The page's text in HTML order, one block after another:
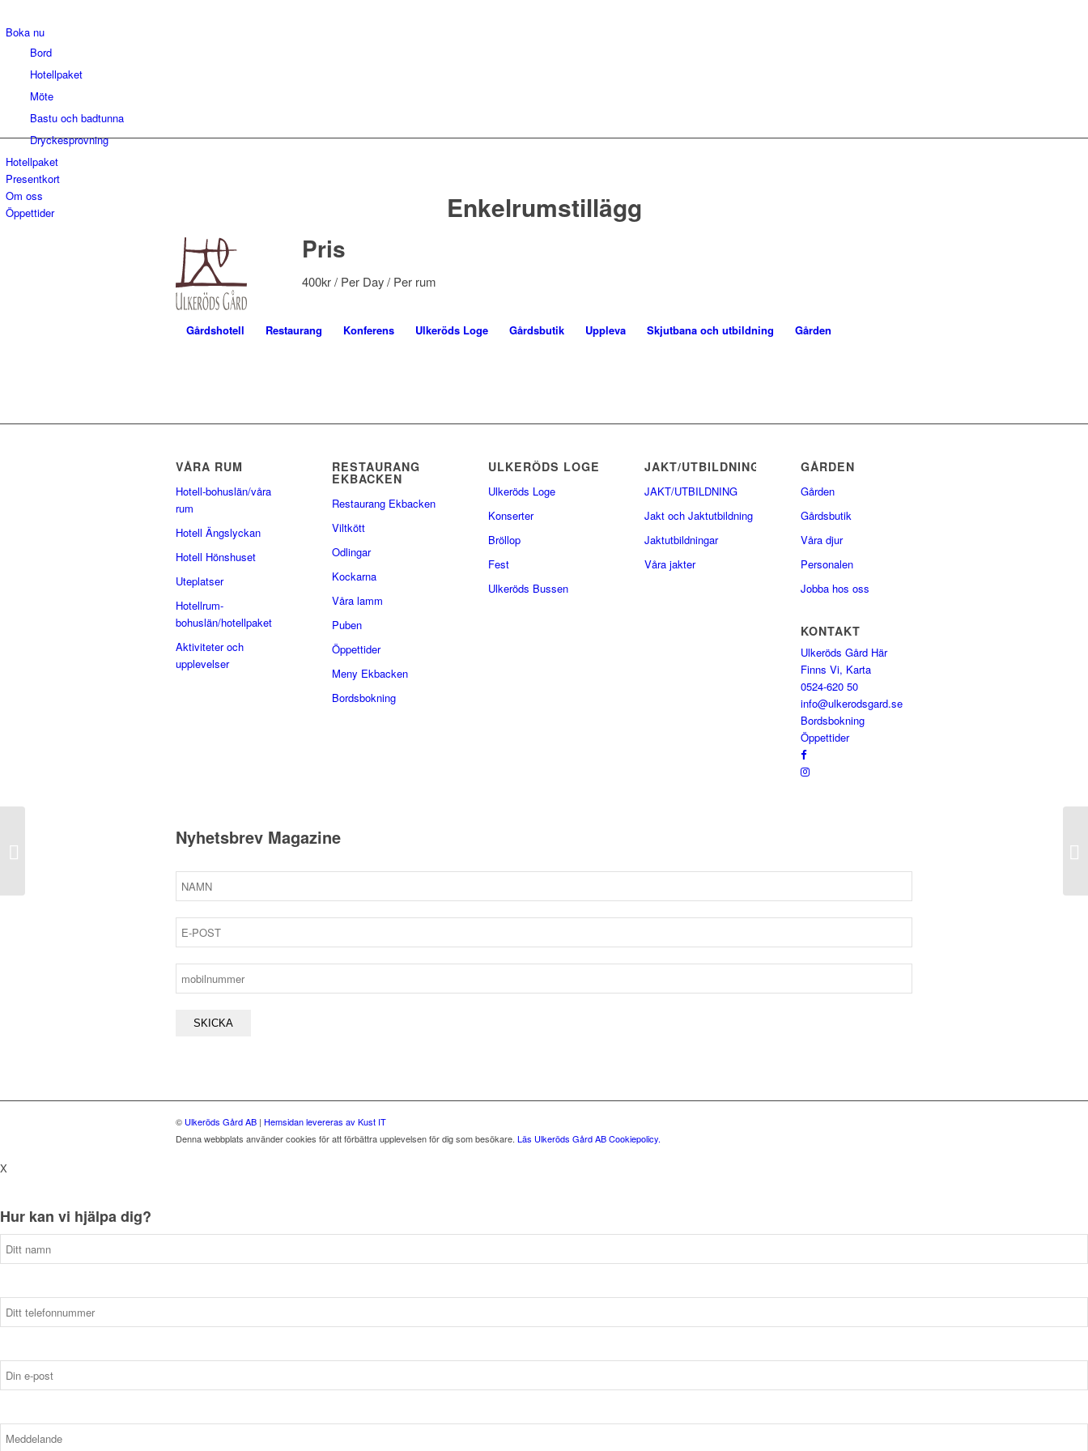
Boka nu
Bord
Hotellpaket
Möte
Bastu och badtunna
Dryckesprovning
Hotellpaket
Presentkort
Om oss
Öppettider
Gårdshotell Restaurang Konferens Ulkeröds Loge Gårdsbutik Uppleva Skjutbana och utbildning Gården
Enkelrumstillägg
Pris
400kr/ Per Day/ Per rum
VÅRA RUM
Hotell-bohuslän/våra
rum
Hotell Ängslyckan
Hotell Hönshuset
Uteplatser
Hotellrum-
bohuslän/hotellpaket
Aktiviteter och
upplevelser
RESTAURANG
EKBACKEN
Restaurang Ekbacken
Viltkött
Odlingar
Kockarna
Våra lamm
Puben
Öppettider
Meny Ekbacken
Bordsbokning
ULKERÖDS LOGE
Ulkeröds Loge
Konserter
Bröllop
Fest
Ulkeröds Bussen
JAKT/UTBILDNING
JAKT/UTBILDNING
Jakt och Jaktutbildning
Jaktutbildningar
Våra jakter
GÅRDEN
Gården
Gårdsbutik
Våra djur
Personalen
Jobba hos oss
KONTAKT
Ulkeröds Gård Här
Finns Vi, Karta
0524-620 50
info@ulkerodsgard.se
Bordsbokning
Öppettider
Nyhetsbrev Magazine
© Ulkeröds Gård AB | Hemsidan levereras av Kust IT
Denna webbplats använder cookies för att förbättra upplevelsen för dig som besökare. Läs Ulkeröds Gård AB Cookiepolicy.
X
Hur kan vi hjälpa dig?